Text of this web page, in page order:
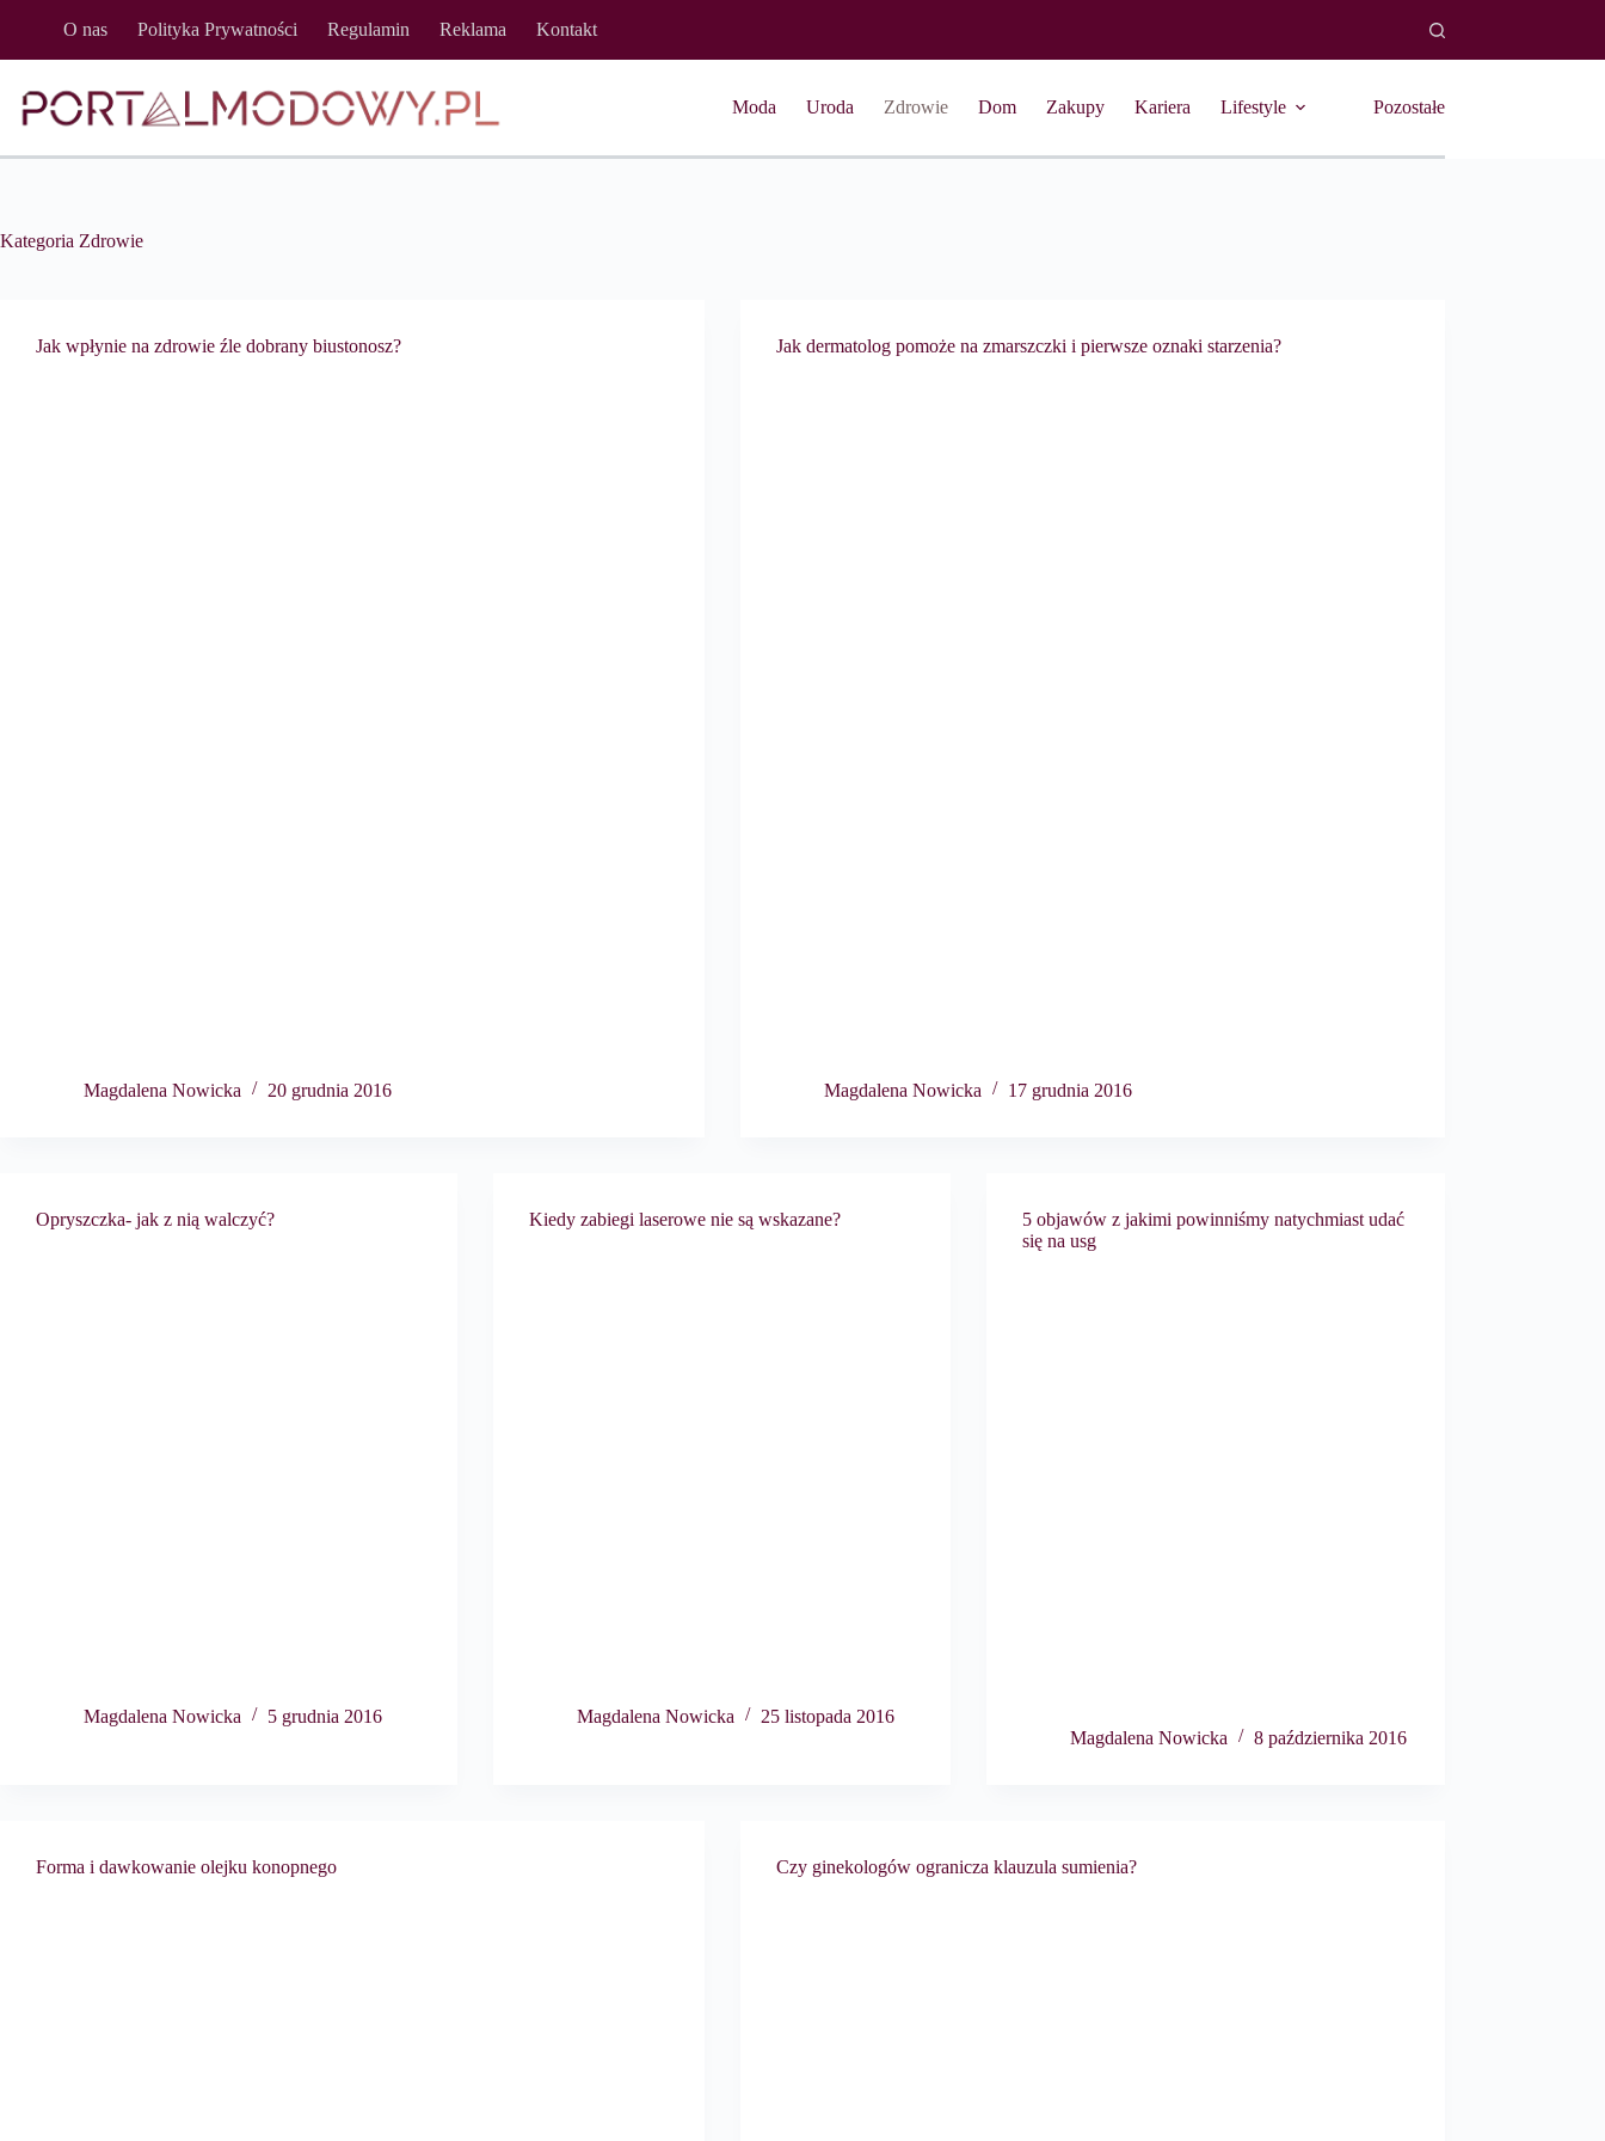
O nas Polityka Prywatności Regulamin Reklama Kontakt
Moda Uroda Zdrowie Dom Zakupy Kariera Lifestyle Pozostałe
Kategoria Zdrowie
Jak wpłynie na zdrowie źle dobrany biustonosz?
Magdalena Nowicka 20 grudnia 2016
Jak dermatolog pomoże na zmarszczki i pierwsze oznaki starzenia?
Magdalena Nowicka 17 grudnia 2016
Opryszczka- jak z nią walczyć?
Magdalena Nowicka 5 grudnia 2016
Kiedy zabiegi laserowe nie są wskazane?
Magdalena Nowicka 25 listopada 2016
5 objawów z jakimi powinniśmy natychmiast udać
się na usg
Magdalena Nowicka 8 października 2016
Forma i dawkowanie olejku konopnego Czy ginekologów ogranicza klauzula sumienia?